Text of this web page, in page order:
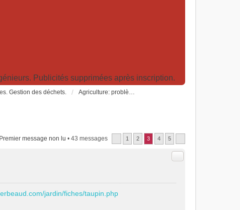
Publicités supprimées après inscription.
Gestion des déchets. Agriculture: problèmes et pollutions, nouvelles techniques et solutions
Premier message non lu • 43 messages 1 2 3 4 5
Citer
jardin/fiches/taupin.php